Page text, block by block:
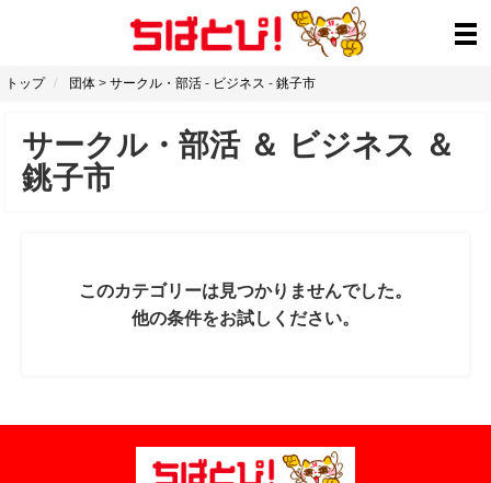
トップ 団体 > サークル・部活 - ビジネス - 銚子市
サークル・部活＆ ビジネス ＆
銚子市
このカテゴリーは見つかりませんでした。
他の条件をお試しください。